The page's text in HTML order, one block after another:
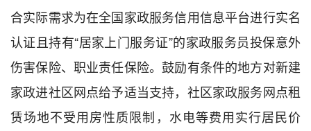
合实际需求为在全国家政服务信用信息平台进行实名
认证且持有“居家上门服务证”的家政服务员投保意外
伤害保险、职业责任保险。鼓励有条件的地方对新建
家政进社区网点给予适当支持，社区家政服务网点租
赁场地不受用房性质限制，水电等费用实行居民价